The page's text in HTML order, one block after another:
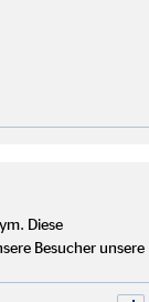
den
und
Diese
Besucher unsere